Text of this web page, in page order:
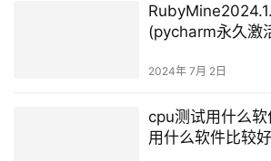
(pycharm永久激
码）_可用至2024
2024年 7月 2日
cpu测试用什么
用什么软件比较